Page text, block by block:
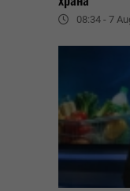
08:34 - 7